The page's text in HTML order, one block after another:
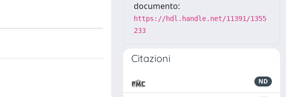
documento:
https://hdl.handle.net/11391/1355
233
Citazioni
ND